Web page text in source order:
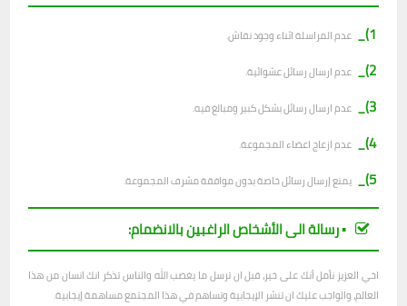
1)_
عدم المراسلة اثناء وجود نقاش.
2)_ عدم ارسال رسائل عشوائية.
3)_ عدم ارسال رسائل بشكل كبير ومبالغ فيه.
4)_ عدم ازعاج اعضاء المجموعة.
5)_ يمنع إرسال رسائل خاصة بدون موافقة مشرف المجموعة.
▪︎ رسالة الى الأشخاص الراغبين بالانضمام:
اخي العزيز نأمل أنك على خير، قبل ان ترسل ما يغضب الله والناس تذكر انك انسان من هذا
العالم، والواجب عليك ان تنشر الإيجابية وتساهم في هذا المجتمع مساهمة إيجابية.